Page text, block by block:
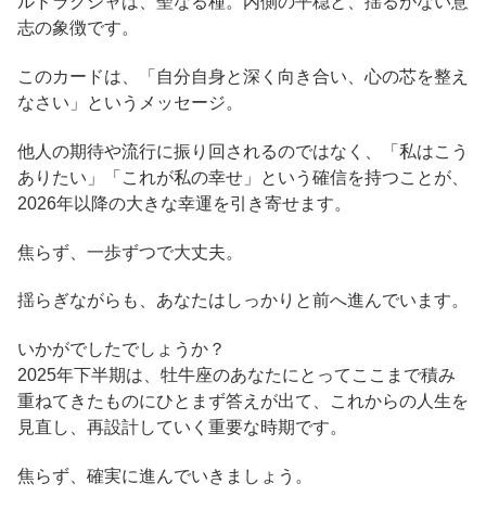
志の象徴です。
このカードは、「自分自身と深く向き合い、心の芯を整え
なさい」というメッセージ。
他人の期待や流行に振り回されるのではなく、「私はこう
ありたい」「これが私の幸せ」という確信を持つことが、
2026年以降の大きな幸運を引き寄せます。
焦らず、一歩ずつで大丈夫。
揺らぎながらも、あなたはしっかりと前へ進んでいます。
いかがでしたでしょうか？
2025年下半期は、牡牛座のあなたにとってここまで積み
重ねてきたものにひとまず答えが出て、これからの人生を
見直し、再設計していく重要な時期です。
焦らず、確実に進んでいきましょう。